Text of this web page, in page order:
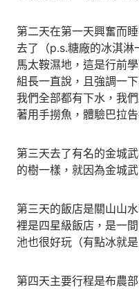
第二天在第一天興奮而
去了（p.s.糖廠的冰淇淋
馬太鞍濕地，這是行前
組長一直說，且強調一
我們全部都有下水，我
著用手撈魚，體驗巴拉
第三天去了有名的金城
的樹一樣，就因為金城武
第三天的飯店是關山山
裡是四星級飯店，是一
池也很好玩（有點冰就是
第四天主要行程是布農